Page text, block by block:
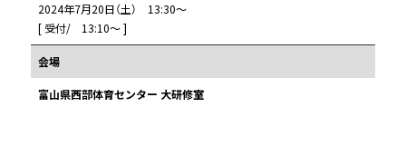
2024年7月20日（土） 13:30～
[ 受付/ 13:10～ ]
会場
富山県西部体育センター 大研修室